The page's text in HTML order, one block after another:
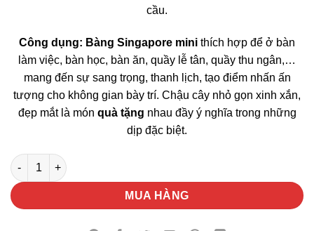
cầu.
Công dụng: Bàng Singapore mini thích hợp để ở bàn
làm việc, bàn học, bàn ăn, quầy lễ tân, quầy thu ngân,…
mang đến sự sang trọng, thanh lịch, tạo điểm nhấn ấn
tượng cho không gian bày trí. Chậu cây nhỏ gọn xinh xắn,
đẹp mắt là món quà tặng nhau đầy ý nghĩa trong những
dịp đặc biệt.
Chậu Bàng Singapore Mini Quà Tặng số lượng
MUA HÀNG